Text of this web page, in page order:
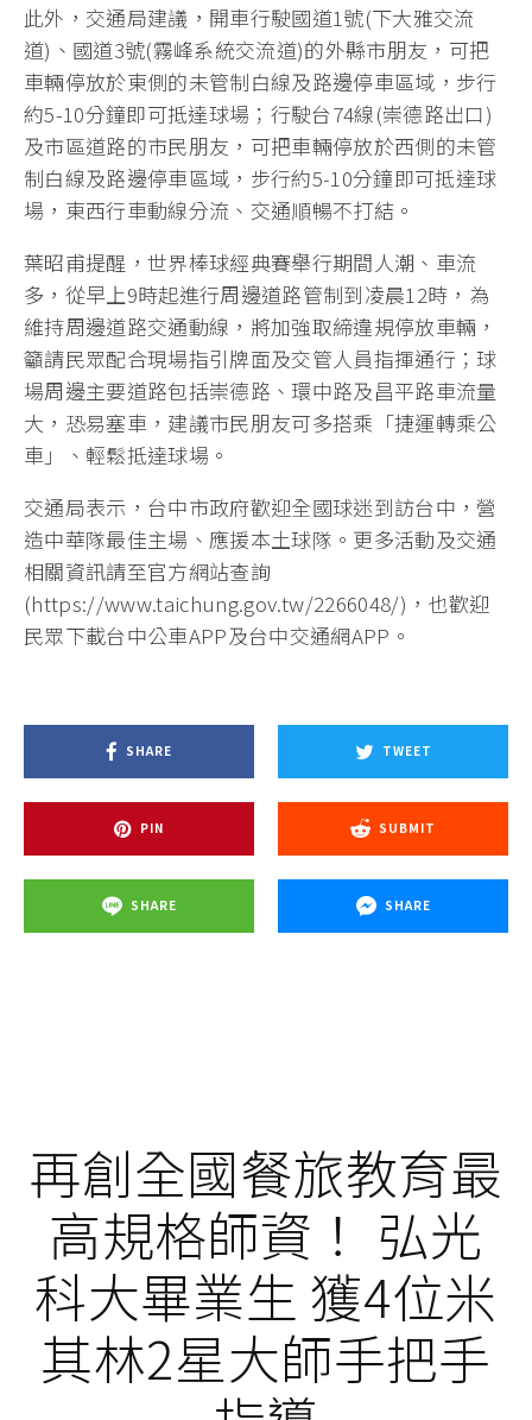
此外，交通局建議，開車行駛國道1號(下大雅交流
道)、國道3號(霧峰系統交流道)的外縣市朋友，可把
車輛停放於東側的未管制白線及路邊停車區域，步行
約5-10分鐘即可抵達球場；行駛台74線(崇德路出口)
及市區道路的市民朋友，可把車輛停放於西側的未管
制白線及路邊停車區域，步行約5-10分鐘即可抵達球
場，東西行車動線分流、交通順暢不打結。
葉昭甫提醒，世界棒球經典賽舉行期間人潮、車流
多，從早上9時起進行周邊道路管制到凌晨12時，為
維持周邊道路交通動線，將加強取締違規停放車輛，
籲請民眾配合現場指引牌面及交管人員指揮通行；球
場周邊主要道路包括崇德路、環中路及昌平路車流量
大，恐易塞車，建議市民朋友可多搭乘「捷運轉乘公
車」、輕鬆抵達球場。
交通局表示，台中市政府歡迎全國球迷到訪台中，營
造中華隊最佳主場、應援本土球隊。更多活動及交通
相關資訊請至官方網站查詢
(https://www.taichung.gov.tw/2266048/)，也歡迎
民眾下載台中公車APP及台中交通網APP。
SHARE TWEET
PIN SUBMIT
SHARE SHARE
再創全國餐旅教育最
高規格師資！ 弘光
科大畢業生 獲4位米
其林2星大師手把手